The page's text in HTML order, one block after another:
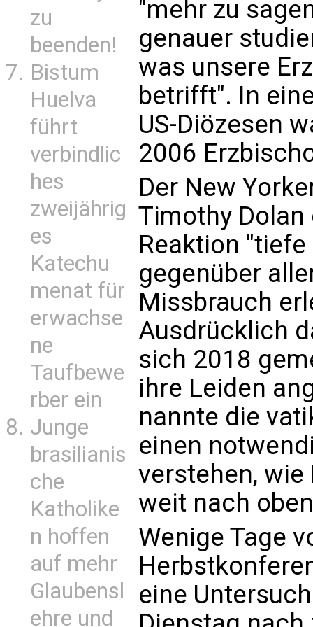
zu
beenden!
Bistum
Huelva
führt
verbindlic
hes
zweijährig
es
Katechu
menat für
erwachse
ne
Taufbewe
rber ein
Junge
brasilianis
che
Katholike
n hoffen
auf mehr
Glaubensl
ehre und
"mehr zu
genauer
was unsere
betrifft". In
US-Diözesen
2006
Der New
Timothy
Reaktion
gegenüber
Missbrauch
Ausdrücklich
sich 2018
ihre Leiden
nannte die
einen
verstehen,
weit nach
Wenige Tage
eine